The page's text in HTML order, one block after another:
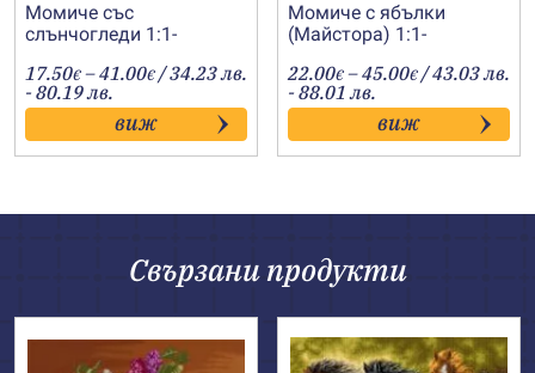
Момиче със
слънчогледи 1:1-
17.50€ –41.00€Price
range:
17.50€
through
41.00€
/ 34.23 лв.
- 80.19 лв.
виж
Момиче с ябълки
(Майстора) 1:1-
22.00€ –45.00€Price
range:
22.00€
through
45.00€
/ 43.03 лв.
- 88.01 лв.
виж
Свързани продукти